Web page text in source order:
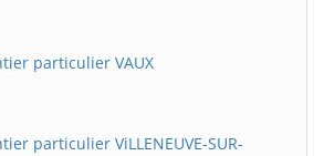
particulier VAUX
particulier ViLLENEUVE-SUR-